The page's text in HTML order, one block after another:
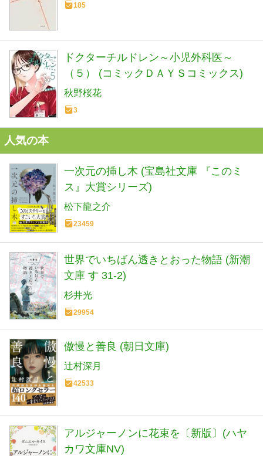
185
ドクターチルドレン～小児外科医～
（５） (コミックＤＡＹＳコミックス)
秋野桜花
3
人気の本
一次元の挿し木 (宝島社文庫 『このミ
ス』大賞シリーズ)
松下龍之介
23459
世界でいちばん透きとおった物語 (新潮
文庫 す 31-2)
杉井光
29954
傲慢と善良 (朝日文庫)
辻村深月
42533
アルジャーノンに花束を〔新版〕(ハヤ
カワ文庫NV)